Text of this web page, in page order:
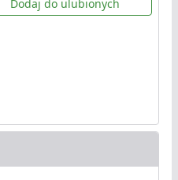
Dodaj do ulubionych